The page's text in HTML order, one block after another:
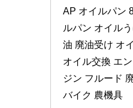
AP オイルパン
ルパン オイル
油 廃油受け オ
オイル交換 エ
ジン フルード
バイク 農機具